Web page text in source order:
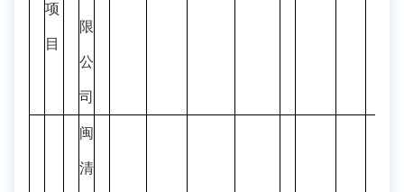
项
目
限
公
司
闽
清